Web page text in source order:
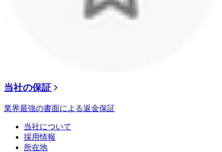
当社の保証
業界最強の書面による返金保証
当社について
採用情報
所在地